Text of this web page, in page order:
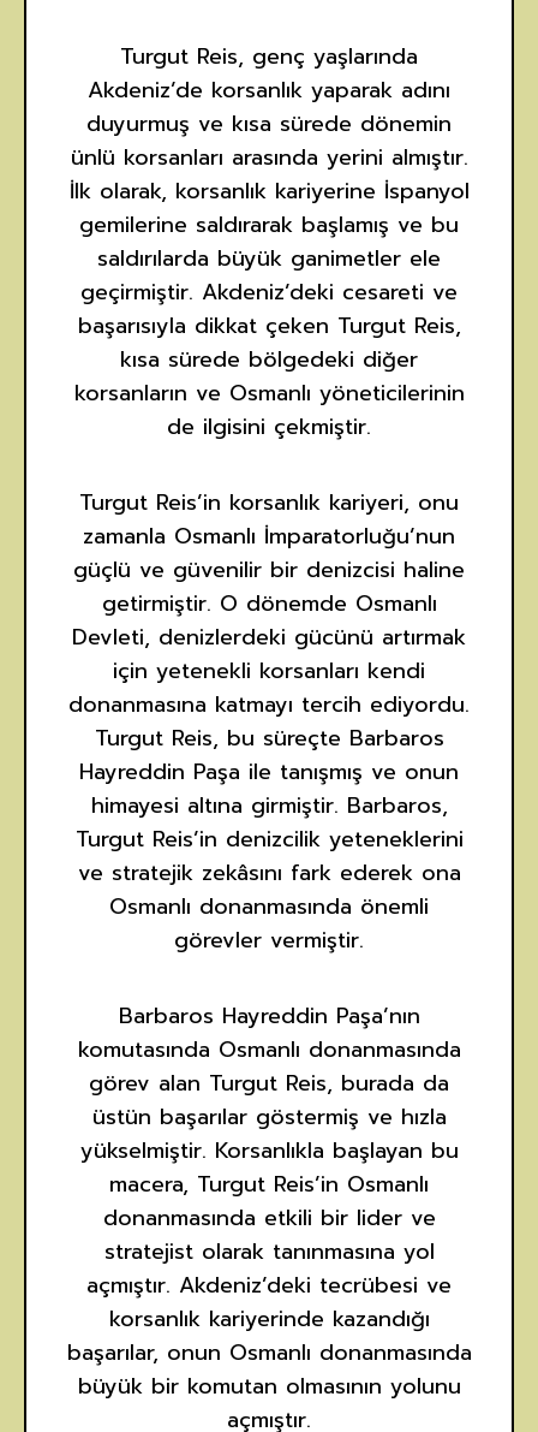
Turgut Reis, genç yaşlarında
Akdeniz’de korsanlık yaparak adını
duyurmuş ve kısa sürede dönemin
ünlü korsanları arasında yerini almıştır.
İlk olarak, korsanlık kariyerine İspanyol
gemilerine saldırarak başlamış ve bu
saldırılarda büyük ganimetler ele
geçirmiştir. Akdeniz’deki cesareti ve
başarısıyla dikkat çeken Turgut Reis,
kısa sürede bölgedeki diğer
korsanların ve Osmanlı yöneticilerinin
de ilgisini çekmiştir.
Turgut Reis’in korsanlık kariyeri, onu
zamanla Osmanlı İmparatorluğu’nun
güçlü ve güvenilir bir denizcisi haline
getirmiştir. O dönemde Osmanlı
Devleti, denizlerdeki gücünü artırmak
için yetenekli korsanları kendi
donanmasına katmayı tercih ediyordu.
Turgut Reis, bu süreçte Barbaros
Hayreddin Paşa ile tanışmış ve onun
himayesi altına girmiştir. Barbaros,
Turgut Reis’in denizcilik yeteneklerini
ve stratejik zekâsını fark ederek ona
Osmanlı donanmasında önemli
görevler vermiştir.
Barbaros Hayreddin Paşa’nın
komutasında Osmanlı donanmasında
görev alan Turgut Reis, burada da
üstün başarılar göstermiş ve hızla
yükselmiştir. Korsanlıkla başlayan bu
macera, Turgut Reis’in Osmanlı
donanmasında etkili bir lider ve
stratejist olarak tanınmasına yol
açmıştır. Akdeniz’deki tecrübesi ve
korsanlık kariyerinde kazandığı
başarılar, onun Osmanlı donanmasında
büyük bir komutan olmasının yolunu
açmıştır.